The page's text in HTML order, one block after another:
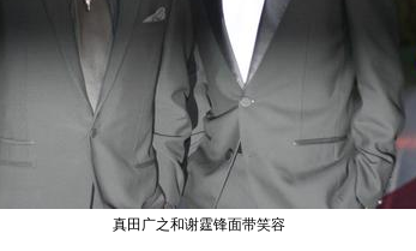
真田广之和谢霆锋面带笑容